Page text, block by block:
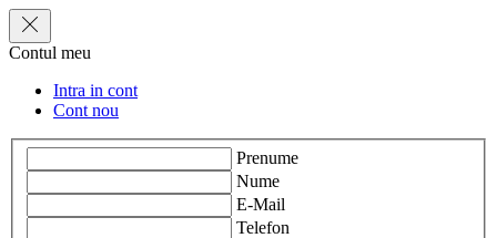
Contul meu
Intra in cont
Cont nou
Prenume
Nume
E-Mail
Telefon